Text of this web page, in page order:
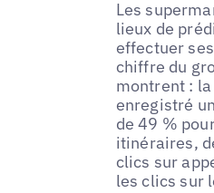
Les
lieux de
effectuer
chiffre du
montrent :
enregistré
de 49 %
itinéraires,
clics sur
les clics sur